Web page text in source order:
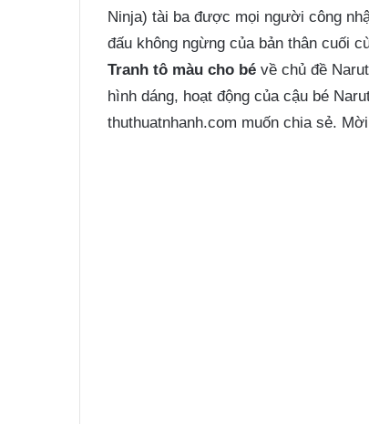
Ninja) tài ba được mọi người công
đấu không ngừng của bản thân cuối
Tranh tô màu cho bé về chủ đề
hình dáng, hoạt động của cậu bé
thuthuatnhanh.com muốn chia sẻ.